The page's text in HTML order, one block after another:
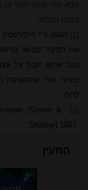
הגאון ר"י
את תפקיד 'מבשר
וטוב שהוא יקבל על
ביותר, וכדי שהמשימה
להלן
(Simon &
Shuster) 1997.
המעין